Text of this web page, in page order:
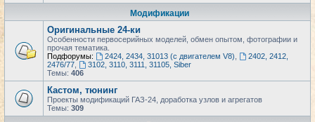
Модификации
Оригинальные 24-ки
Особенности первосерийных моделей, обмен опытом, фотографии и
прочая тематика.
Подфорумы:
2424, 2434, 31013 (с двигателем V8)
2402, 2412,
2476/77
3102, 3110, 3111, 31105, Siber
Темы: 406
Кастом, тюнинг
Проекты модификаций ГАЗ-24, доработка узлов и агрегатов
Темы: 309